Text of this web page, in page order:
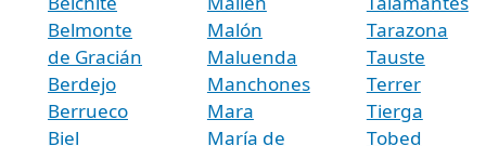
Belmonte
de Gracián
Berdejo
Berrueco
Biel
Malón
Maluenda
Manchones
Mara
María de
Tarazona
Tauste
Terrer
Tierga
Tobed